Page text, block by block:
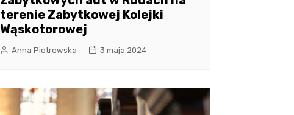
terenie Zabytkowej Kolejki
Wąskotorowej
Anna Piotrowska 3 maja 2024